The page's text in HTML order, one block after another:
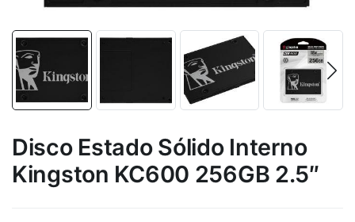
Disco Estado Sólido Interno
Kingston KC600 256GB 2.5″